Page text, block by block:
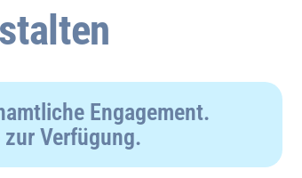
Engagement.
Verfügung.